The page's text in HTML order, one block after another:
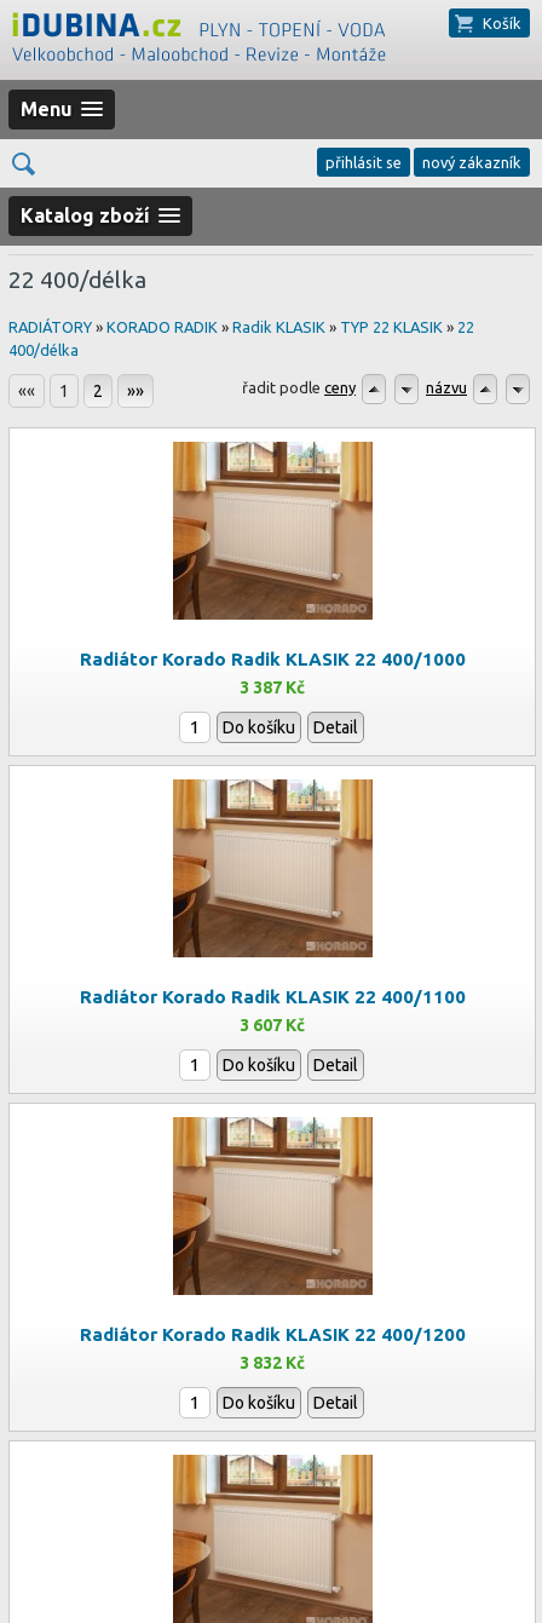
Košík
Menu
přihlásit se nový zákazník
Katalog zboží
22 400/délka
RADIÁTORY » KORADO RADIK » Radik KLASIK » TYP 22 KLASIK » 22
400/délka
«« 1 2 »» řadit podle ceny názvu
Radiátor Korado Radik KLASIK 22 400/1000
3 387 Kč
Do košíku Detail
Radiátor Korado Radik KLASIK 22 400/1100
3 607 Kč
Do košíku Detail
Radiátor Korado Radik KLASIK 22 400/1200
3 832 Kč
Do košíku Detail